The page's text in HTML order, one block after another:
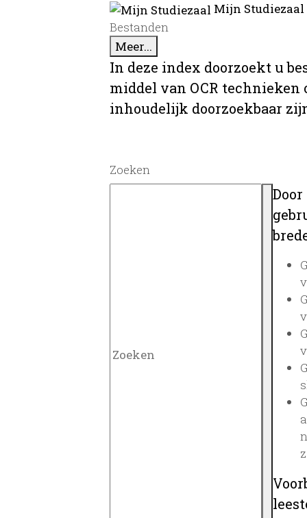
Mijn
Bestanden
Meer...
In deze index doorzoekt u
middel van OCR
inhoudelijk doorzoekbaar
Zoeken